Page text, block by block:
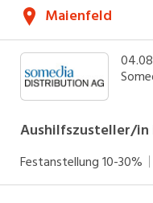
an Werk- und Sonntagen Einsätze zwischen 04.00 - 06.30
Uhr (werktags) und
INSERAT ANSEHEN
Maienfeld
Aushilfszusteller/in
Festanstellung10-30%